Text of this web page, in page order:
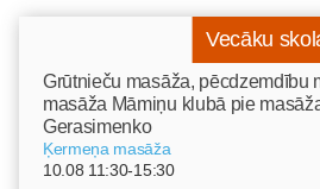
Vecāku
Grūtnieču masāža, pēcdzemdību
masāža Māmiņu klubā pie
Gerasimenko
Ķermeņa masāža
10.08 11:30-15:30